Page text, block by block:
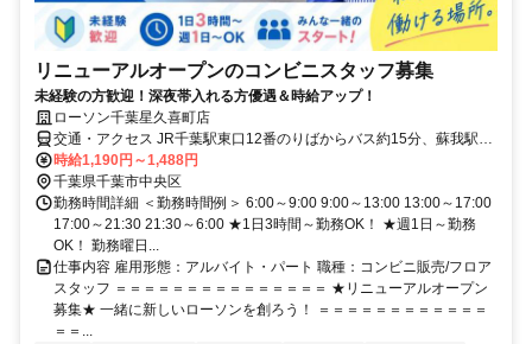
リニューアルオープンのコンビニスタッフ募集
未経験の方歓迎！深夜帯入れる方優遇＆時給アップ！
ローソン千葉星久喜町店
交通・アクセス JR千葉駅東口12番のりばからバス約15分、蘇我駅か
らバス約7分「緑化植物園入口」停留所下車すぐ
時給1,190円～1,488円
千葉県千葉市中央区
勤務時間詳細 ＜勤務時間例＞ 6:00～9:00 9:00～13:00 13:00～17:00
17:00～21:30 21:30～6:00 ★1日3時間～勤務OK！ ★週1日～勤務
OK！ 勤務曜日...
仕事内容 雇用形態：アルバイト・パート 職種：コンビニ販売/フロア
スタッフ ＝＝＝＝＝＝＝＝＝＝＝＝＝＝＝ ★リニューアルオープン
募集★ 一緒に新しいローソンを創ろう！ ＝＝＝＝＝＝＝＝＝＝＝＝
＝＝...